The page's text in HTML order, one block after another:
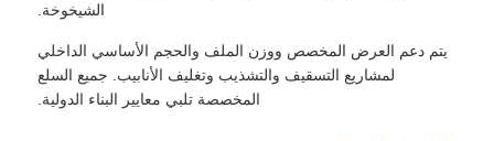
الشيخوخة.
يتم دعم العرض المخصص ووزن الملف والحجم الأساسي الداخلي
لمشاريع التسقيف والتشذيب وتغليف الأنابيب. جميع السلع
المخصصة تلبي معايير البناء الدولية.